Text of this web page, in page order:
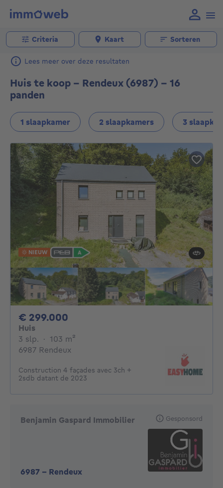
Criteria Kaart Sorteren
Lees meer over deze resultaten
Huis te koop - Rendeux (6987) - 16
panden
1 slaapkamer 2 slaapkamers 3
NIEUW
€ 299.000
Huis
3 slp. 3 slaapkamers
· 103 m²
6987 Rendeux
Construction 4 façades avec 3ch +
2sdb datant de 2023
Benjamin Gaspard Immobilier
6987 - Rendeux
Gesponsord